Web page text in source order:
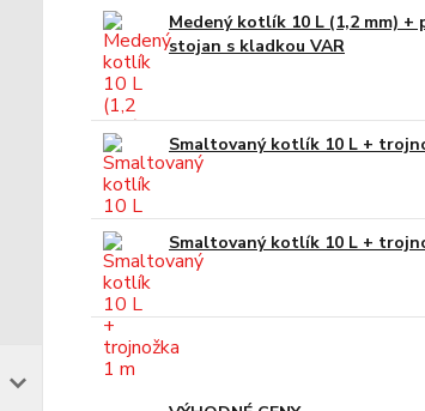
Medený kotlík 10 L (1,2 mm) +
stojan s kladkou VAR
Smaltovaný kotlík 10 L +
Smaltovaný kotlík 10 L +